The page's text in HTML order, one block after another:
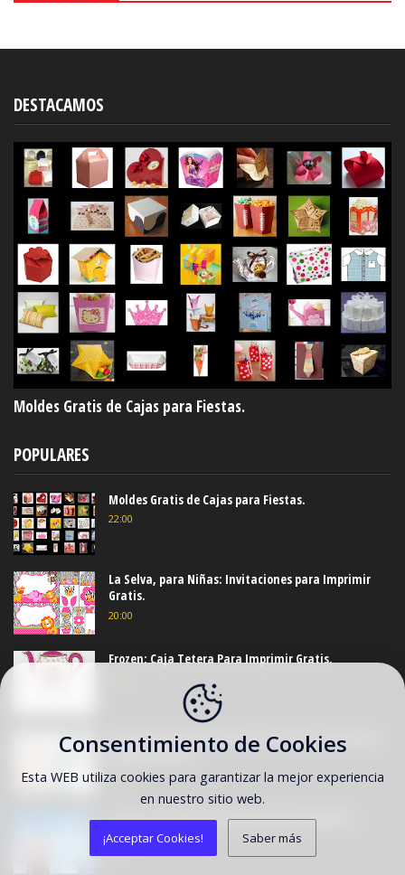
DESTACAMOS
Moldes Gratis de Cajas para Fiestas.
POPULARES
Moldes Gratis de Cajas para Fiestas.
22:00
La Selva, para Niñas: Invitaciones para Imprimir
Gratis.
20:00
Frozen: Caja Tetera Para Imprimir Gratis.
Divertido Kit de Paw Patrol o Patrulla Canina para
Imprimir Gratis.
18:00
Frozen: Tarjetas o Invitaciones para Imprimir
Gratis.
0:00
Consentimiento de Cookies
Esta WEB utiliza cookies para garantizar la mejor experiencia
en nuestro sitio web.
¡Acceptar Cookies! Saber más